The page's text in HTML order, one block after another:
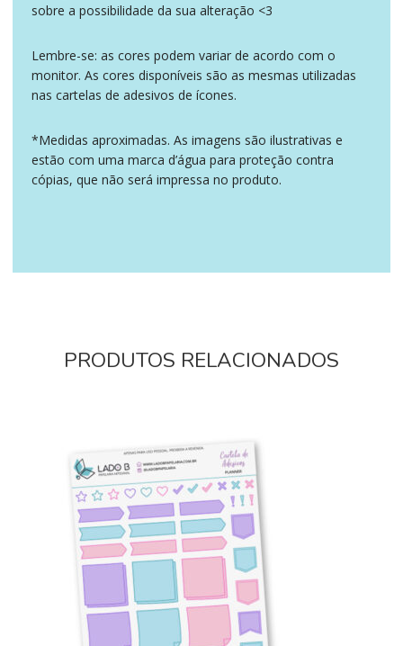
sobre a possibilidade da sua alteração <3
Lembre-se: as cores podem variar de acordo com o
monitor. As cores disponíveis são as mesmas utilizadas
nas cartelas de adesivos de ícones.
*Medidas aproximadas. As imagens são ilustrativas e
estão com uma marca d’água para proteção contra
cópias, que não será impressa no produto.
PRODUTOS RELACIONADOS